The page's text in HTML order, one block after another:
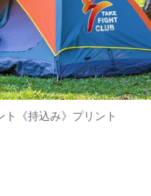
ト《持込み》プリント